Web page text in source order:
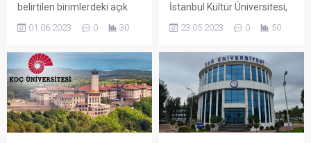
belirtilen birimlerdeki açık
alımı yapacağını duyurdu.
itibaren 15 gün içinde online
olarak gerçekleştirilebilir.
01.06.2023 0 30
İstanbul Kültür Üniversitesi,
birimlerine 2547 sayılı
ilgili yönetmelikler
kapsamında, öğretim üyesi
alımı yapacağını duyurdu.
Başvurular, 23 Mayıs 2023
tarihinden itibaren 15 gün
süreyle kabul edilecek.
23.05.2023 0 50